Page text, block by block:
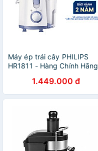
Máy ép trái cây PHILIPS
HR1811 - Hàng Chính Hãng
1.449.000 đ